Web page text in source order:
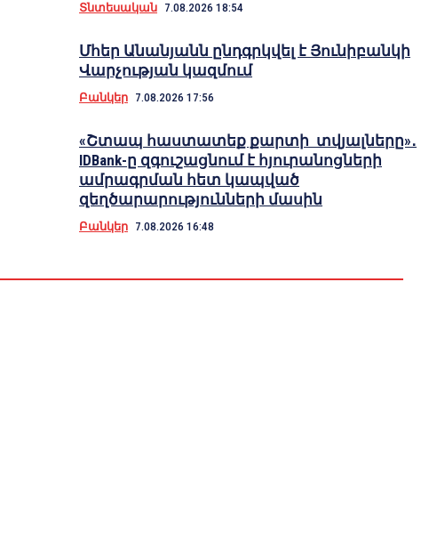
Տնտեսական 7.08.2026 18:54
Մհեր Անանյանն ընդգրկվել է Յունիբանկի
Վարչության կազմում
Բանկեր 7.08.2026 17:56
«Շտապ հաստատեք քարտի տվյալները»․
IDBank-ը զգուշացնում է հյուրանոցների
ամրագրման հետ կապված
զեղծարարությունների մասին
Բանկեր 7.08.2026 16:48